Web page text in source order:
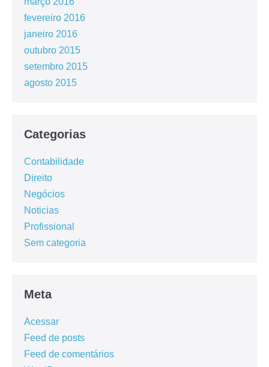
fevereiro 2016
janeiro 2016
outubro 2015
setembro 2015
agosto 2015
Categorias
Contabilidade
Direito
Negócios
Noticias
Profissional
Sem categoria
Meta
Acessar
Feed de posts
Feed de comentários